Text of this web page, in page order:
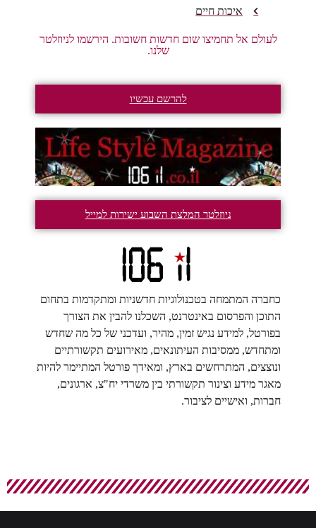
איכות חיים
לעולם אל תחמיצו שום חדשות חשובות. הירשמו לניוזלטר
שלנו.
להרשם עכשיו
ניוזלטר המלצת השבוע ישירות למייל
כחברה המתמחה בטכנולוגיות חדשניות ומתקדמות בתחום
התוכן והפרסום באינטרנט, השכלנו להבין את הצורך
בפורטל, למידע נגיש זמין, מהיר, ועדכני של כל מה שחדש
ומתחדש, ממסיבות העיתונאים, מאירועים תקשורתיים
ונוצצים, המתרחשים בארץ, ומאידך פורטל המתיימר להיות
מאגר מידע וצינור תקשורתי בין משרדי יח"צ, ארגונים,
חברות, ואישיים לציבור.